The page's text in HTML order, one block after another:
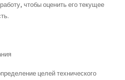
чтобы оценить его текущее
целей технического